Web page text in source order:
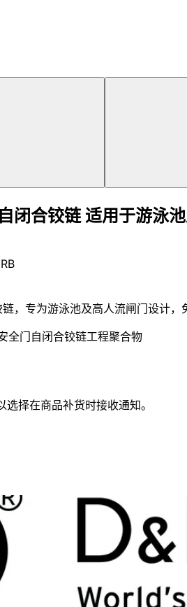
闭合铰链 适用于游泳池
，专为游泳池及高人流闸门设计，
全门自闭合铰链工程聚合物
择在商品补货时接收通知。